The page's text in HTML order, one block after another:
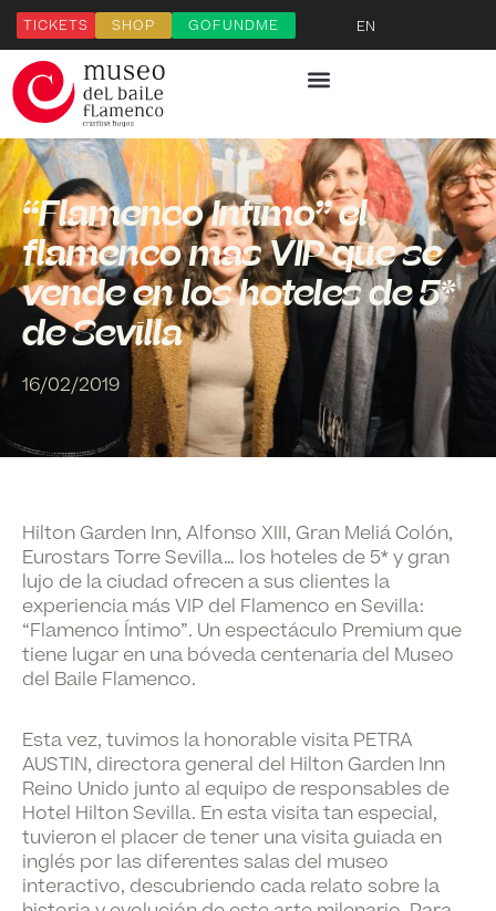
TICKETS SHOP GOFUNDME EN
“Flamenco Íntimo” el
flamenco más VIP que se
vende en los hoteles de 5*
de Sevilla
16/02/2019
Hilton Garden Inn, Alfonso XIII, Gran Meliá Colón,
Eurostars Torre Sevilla… los hoteles de 5* y gran
lujo de la ciudad ofrecen a sus clientes la
experiencia más VIP del Flamenco en Sevilla:
“Flamenco Íntimo”. Un espectáculo Premium que
tiene lugar en una bóveda centenaria del Museo
del Baile Flamenco.
Esta vez, tuvimos la honorable visita PETRA
AUSTIN, directora general del Hilton Garden Inn
Reino Unido junto al equipo de responsables de
Hotel Hilton Sevilla. En esta visita tan especial,
tuvieron el placer de tener una visita guiada en
inglés por las diferentes salas del museo
interactivo, descubriendo cada relato sobre la